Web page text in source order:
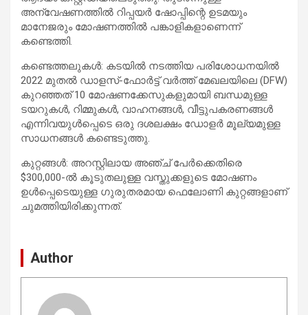
അന്വേഷണത്തിൽ റിപ്പയർ ഷോപ്പിന്റെ ഉടമയും
മാനേജരും മോഷണത്തിൽ പങ്കാളികളാണെന്ന്
കണ്ടെത്തി.
കണ്ടെത്തലുകൾ: കടയിൽ നടത്തിയ പരിശോധനയിൽ
2022 മുതൽ ഡാളസ്-ഫോർട്ട് വർത്ത് മേഖലയിലെ (DFW)
കുറഞ്ഞത് 10 മോഷണക്കേസുകളുമായി ബന്ധമുള്ള
ടയറുകൾ, റിമ്മുകൾ, വാഹനങ്ങൾ, വീട്ടുപകരണങ്ങൾ
എന്നിവയുൾപ്പെടെ ഒരു ദശലക്ഷം ഡോളർ മൂല്യമുള്ള
സാധനങ്ങൾ കണ്ടെടുത്തു.
കുറ്റങ്ങൾ: അറസ്റ്റിലായ അഞ്ച് പേർക്കെതിരെ
$300,000-ൽ കൂടുതലുള്ള വസ്തുക്കളുടെ മോഷണം
ഉൾപ്പെടെയുള്ള ഗുരുതരമായ ഫെലോണി കുറ്റങ്ങളാണ്
ചുമത്തിയിരിക്കുന്നത്.
Author